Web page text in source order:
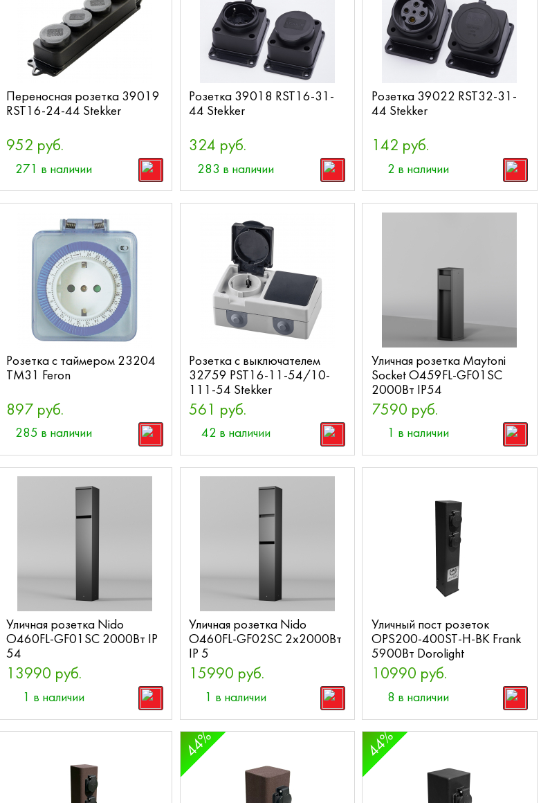
Переносная розетка 39019
RST16-24-44 Stekker
952 руб.
271 в наличии
Розетка 39018 RST16-31-
44 Stekker
324 руб.
283 в наличии
Розетка 39022 RST32-31-
44 Stekker
142 руб.
2 в наличии
Розетка с таймером 23204
TM31 Feron
897 руб.
285 в наличии
Розетка с выключателем
32759 PST16-11-54/10-
111-54 Stekker
561 руб.
42 в наличии
Уличная розетка Maytoni
Socket O459FL-GF01SC
2000Вт IP54
7590 руб.
1 в наличии
Уличная розетка Nido
O460FL-GF01SC 2000Вт IP
54
13990 руб.
1 в наличии
Уличная розетка Nido
O460FL-GF02SC 2x2000Вт
IP 5
15990 руб.
1 в наличии
Уличный пост розеток
OPS200-400ST-H-BK Frank
5900Вт Dorolight
10990 руб.
8 в наличии
44% 44%